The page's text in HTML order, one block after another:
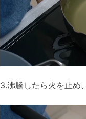
3.沸騰したら火を止め